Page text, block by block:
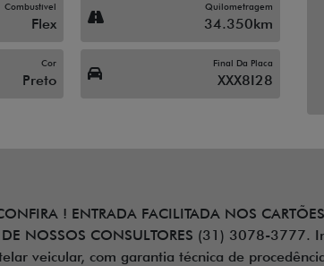
Combustível
Flex
Quilometragem
34.350km
Cor
Preto
Final Da Placa
XXX8I28
! ENTRADA FACILITADA NOS
NOSSOS CONSULTORES (31) 3078-3777.
veicular, com garantia técnica de